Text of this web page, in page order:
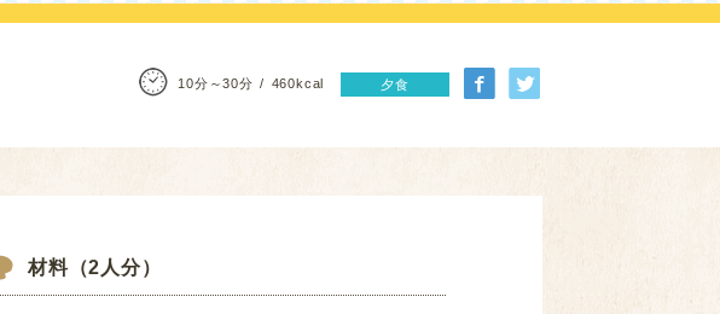
10分～30分 460kcal 夕食
材料（2人分）